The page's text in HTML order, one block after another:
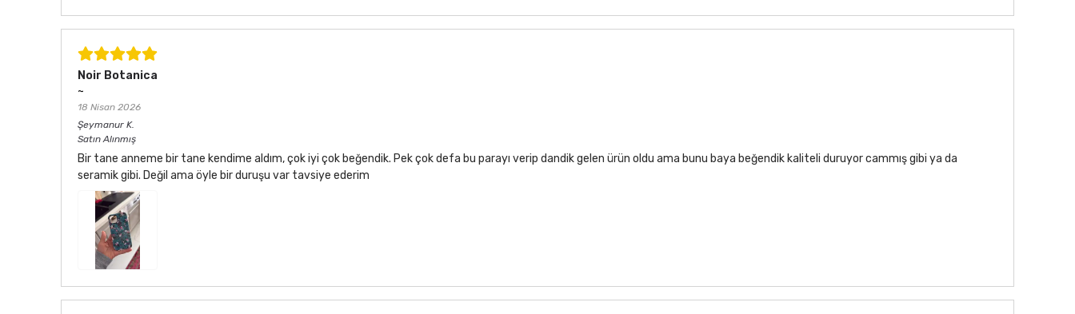
Noir Botanica
~
18 Nisan 2026
Şeymanur K.
Satın Alınmış
Bir tane anneme bir tane kendime aldım, çok iyi çok beğendik. Pek çok defa bu parayı verip dandik gelen ürün oldu ama bunu baya beğendik kaliteli duruyor cammış gibi ya da
seramik gibi. Değil ama öyle bir duruşu var tavsiye ederim